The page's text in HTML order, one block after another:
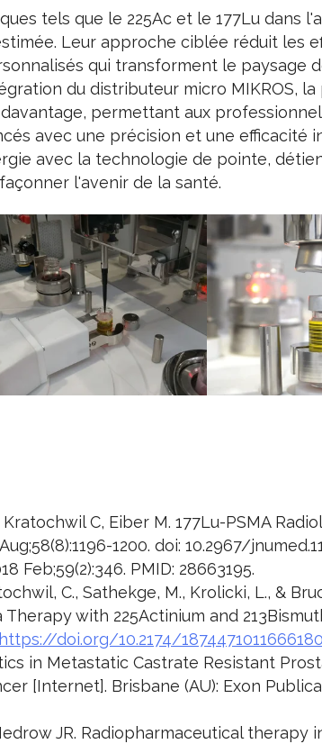
tels que le 225Ac et le 177Lu dans
Leur approche ciblée réduit les
qui transforment le paysage
du distributeur micro MIKROS, la
permettant aux
avec une précision et une efficacité
avec la technologie de pointe,
l'avenir de la santé.
C, Eiber M. 177Lu-PSMA
1200. doi: 10.2967/
Feb;59(2):346. PMID: 28663195.
C., Sathekge, M., Krolicki, L., &
with 225Actinium and
https://doi.org/10.2174/
in Metastatic Castrate Resistant
[Internet]. Brisbane (AU): Exon
JR. Radiopharmaceutical therapy